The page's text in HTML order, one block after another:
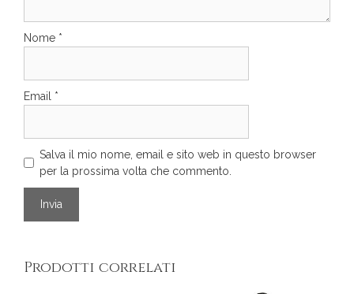
Nome *
Email *
Salva il mio nome, email e sito web in questo browser
per la prossima volta che commento.
Prodotti correlati